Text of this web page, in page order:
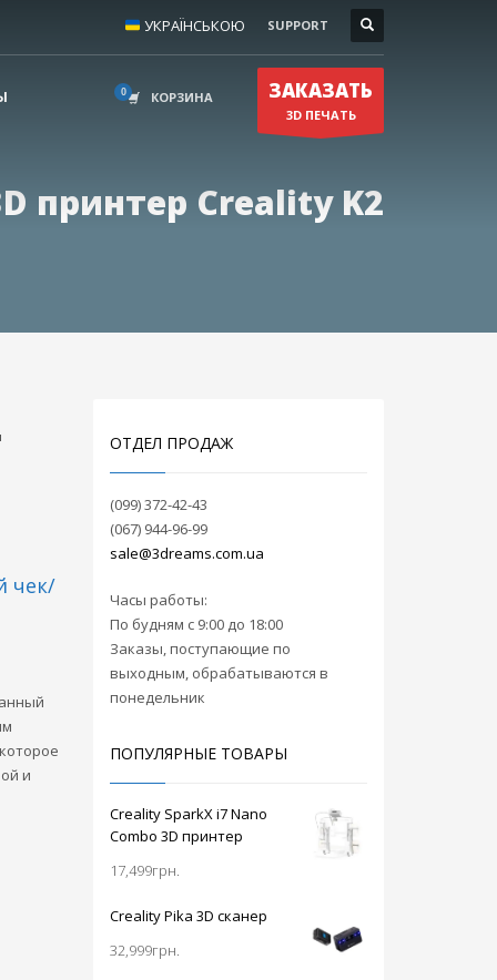
КОНТАКТЫ
(068) 279–28–94
УКРАЇНСЬКОЮ SUPPORT
КОРЗИНА ЗАКАЗАТЬ
3D ПЕЧАТЬ
принтер Creality K2
чек/
и
ОТДЕЛ ПРОДАЖ
(099) 372-42-43
(067) 944-96-99
sale@3dreams.com.ua
Часы работы:
По будням с 9:00 до 18:00
Заказы, поступающие по
выходным, обрабатываются в
понедельник
ПОПУЛЯРНЫЕ ТОВАРЫ
Creality SparkX i7 Nano
Combo 3D принтер
17,499грн.
Creality Pika 3D сканер
32,999грн.